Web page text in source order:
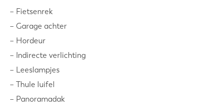
– Fietsenrek
– Garage achter
– Hordeur
– Indirecte verlichting
– Leeslampjes
– Thule luifel
– Panoramadak